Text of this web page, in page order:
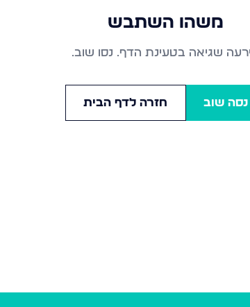
משהו השתבש
שגיאה בטעינת הדף. נסו שוב.
נסה שוב חזרה לדף הבית